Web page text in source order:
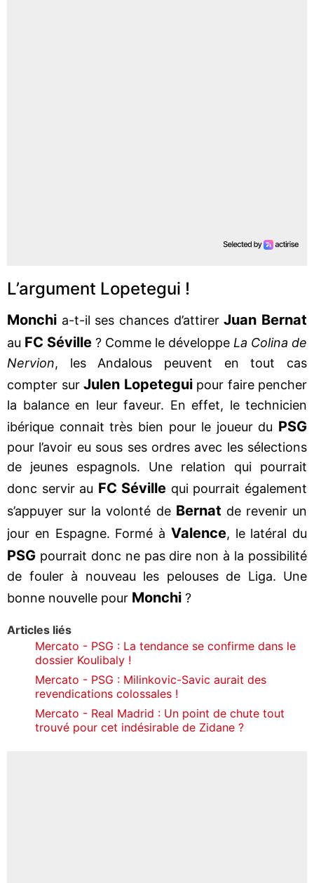
L’argument Lopetegui !
Monchi a-t-il ses chances d’attirerJuan Bernat
au FC Séville ? Comme le développe La Colina de
Nervion, les Andalous peuvent en tout cas
compter sur Julen Lopeteguipour faire pencher
la balance en leur faveur. En effet, le technicien
ibérique connait très bien pour le joueur du PSG
pour l’avoir eu sous ses ordres avec les sélections
de jeunes espagnols. Une relation qui pourrait
donc servir au FC Séville qui pourrait également
s’appuyer sur la volonté de Bernat de revenir un
jour en Espagne. Formé à Valence, le latéral du
PSG pourrait donc ne pas dire non à la possibilité
de fouler à nouveau les pelouses de Liga. Une
bonne nouvelle pour Monchi ?
Articles liés
Mercato - PSG : La tendance se confirme dans le
dossier Koulibaly !
Mercato - PSG : Milinkovic-Savic aurait des
revendications colossales !
Mercato - Real Madrid : Un point de chute tout
trouvé pour cet indésirable de Zidane ?